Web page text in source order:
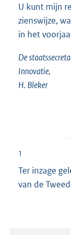
U kunt mijn
zienswijze,
in het
De
Innovatie,
H. Bleker
1
Ter inzage
van de